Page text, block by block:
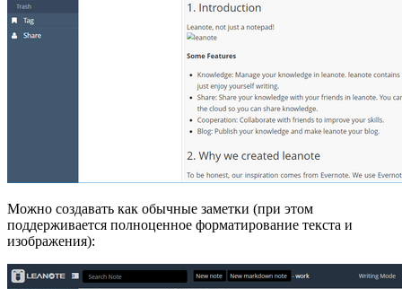
Можно создавать как обычные заметки (при этом
поддерживается полноценное форматирование текста и
изображения):